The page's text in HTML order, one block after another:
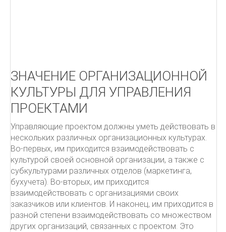
ITIL
ПОДДЕРЖКА УСЛУГ
Овладевая ITIL
ЗНАЧЕНИЕ ОРГАНИЗАЦИОННОЙ
КУЛЬТУРЫ ДЛЯ УПРАВЛЕНИЯ
ПРОЕКТАМИ
Управляющие проектом должны уметь действовать в
нескольких различных организационных культурах.
Во-первых, им приходится взаимодействовать с
культурой своей основной организации, а также с
субкультурами различных отделов (маркетинга,
бухучета). Во-вторых, им приходится
взаимодействовать с организациями своих
заказчиков или клиентов. И наконец, им приходится в
разной степени взаимодействовать со множеством
других организаций, связанных с проектом. Это